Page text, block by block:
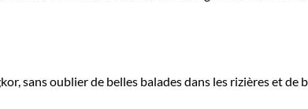
sans oublier de belles balades dans les rizières et de